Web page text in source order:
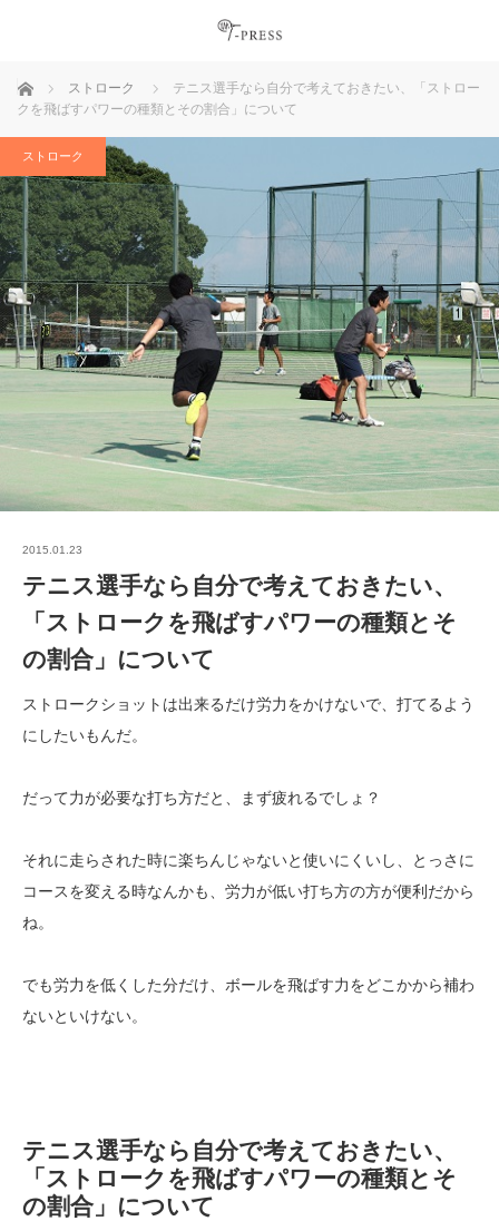
ホーム ストローク
テニス選手なら自分で考えておきたい、「ストロー
クを飛ばすパワーの種類とその割合」について
ストローク
2015.01.23
テニス選手なら自分で考えておきたい、
「ストロークを飛ばすパワーの種類とそ
の割合」について
ストロークショットは出来るだけ労力をかけないで、打てるよう
にしたいもんだ。
だって力が必要な打ち方だと、まず疲れるでしょ？
それに走らされた時に楽ちんじゃないと使いにくいし、とっさに
コースを変える時なんかも、労力が低い打ち方の方が便利だから
ね。
でも労力を低くした分だけ、ボールを飛ばす力をどこかから補わ
ないといけない。
テニス選手なら自分で考えておきたい、
「ストロークを飛ばすパワーの種類とそ
の割合」について